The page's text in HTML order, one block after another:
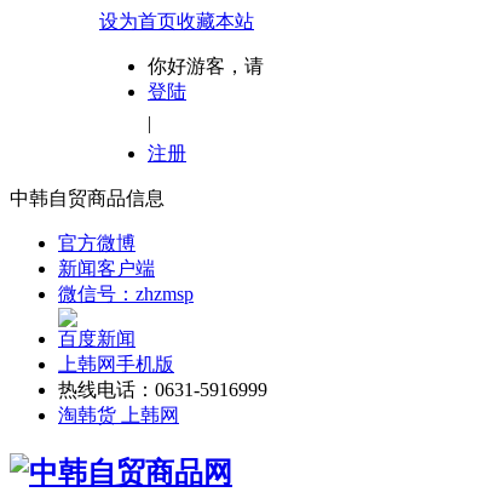
设为首页收藏本站
你好游客，请
登陆
|
注册
中韩自贸商品信息
官方微博
新闻客户端
微信号：zhzmsp
百度新闻
上韩网手机版
热线电话：0631-5916999
淘韩货 上韩网